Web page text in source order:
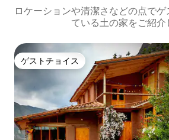
ロケーションや清潔さなどの点で
ている土の家をご紹介
ゲストチョイス
ゲストチョイス